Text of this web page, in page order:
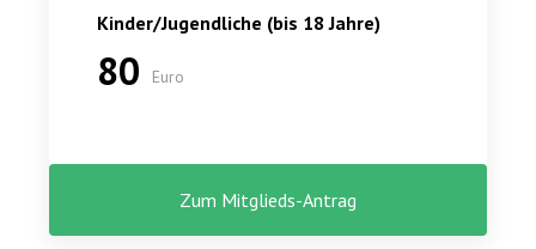
Kinder/Jugendliche (bis 18 Jahre)
80 Euro
Zum Mitglieds-Antrag